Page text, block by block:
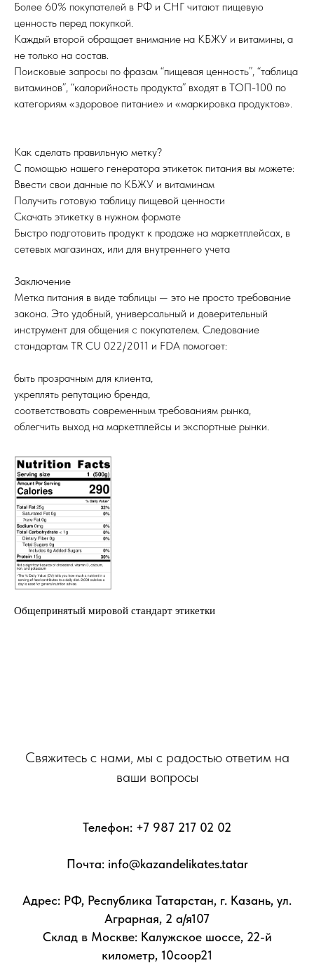
Более 60% покупателей в РФ и СНГ читают пищевую
ценность перед покупкой.
Каждый второй обращает внимание на КБЖУ и витамины, а
не только на состав.
Поисковые запросы по фразам “пищевая ценность”, “таблица
витаминов”, “калорийность продукта” входят в ТОП-100 по
категориям «здоровое питание» и «маркировка продуктов».
Как сделать правильную метку?
С помощью нашего генератора этикеток питания вы можете:
Ввести свои данные по КБЖУ и витаминам
Получить готовую таблицу пищевой ценности
Скачать этикетку в нужном формате
Быстро подготовить продукт к продаже на маркетплейсах, в
сетевых магазинах, или для внутреннего учета
Заключение
Метка питания в виде таблицы — это не просто требование
закона. Это удобный, универсальный и доверительный
инструмент для общения с покупателем. Следование
стандартам TR CU 022/2011 и FDA помогает:
быть прозрачным для клиента,
укреплять репутацию бренда,
соответствовать современным требованиям рынка,
облегчить выход на маркетплейсы и экспортные рынки.
Общепринятый мировой стандарт этикетки
Свяжитесь с нами, мы с радостью ответим на
ваши вопросы
Телефон: +7 987 217 02 02
Почта: info@kazandelikates.tatar
Адрес: РФ, Республика Татарстан, г. Казань, ул.
Аграрная, 2 а/я107
Склад в Москве: Калужское шоссе, 22-й
километр, 10соор21